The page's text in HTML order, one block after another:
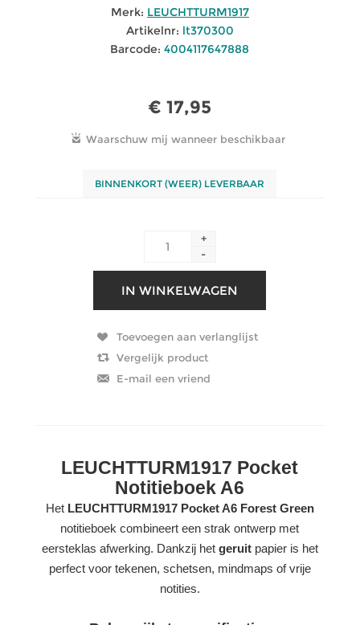
Merk: LEUCHTTURM1917
Artikelnr: lt370300
Barcode: 4004117647888
€ 17,95
BINNENKORT (WEER) LEVERBAAR
+
-
LEUCHTTURM1917 Pocket
Notitieboek A6
Het LEUCHTTURM1917 Pocket A6 Forest Green
notitieboek combineert een strak ontwerp met
eersteklas afwerking. Dankzij het geruitpapier is het
perfect voor tekenen, schetsen, mindmaps of vrije
notities.